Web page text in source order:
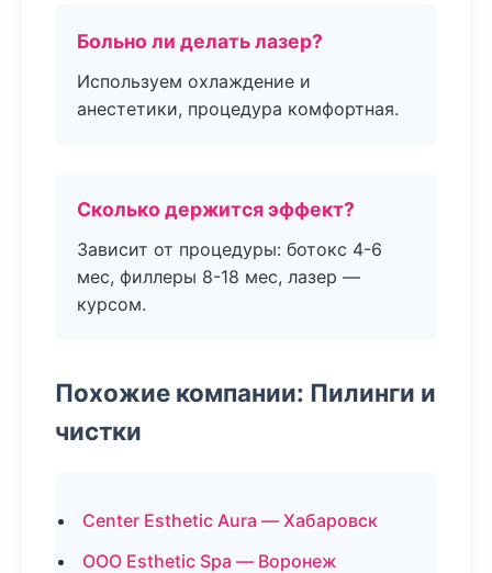
Больно ли делать лазер?
Используем охлаждение и
анестетики, процедура комфортная.
Сколько держится эффект?
Зависит от процедуры: ботокс 4-6
мес, филлеры 8-18 мес, лазер —
курсом.
Похожие компании: Пилинги и
чистки
Center Esthetic Aura — Хабаровск
ООО Esthetic Spa — Воронеж